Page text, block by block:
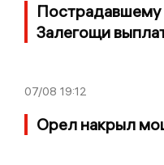
Залегощи
07/08 19:12
Орел накрыл